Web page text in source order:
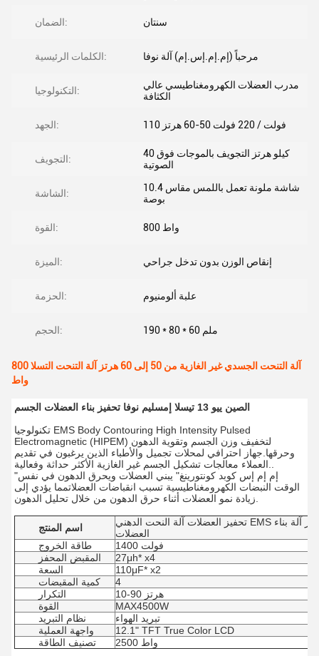
الضمان: سنتان
الكلمات الرئيسية: مرحباً (إم.إم.إس.إم) آلة نوفا
التكنولوجيا:
مدرب العضلات الكهرومغناطيسي عالي
الكثافة
الجهد: 110 فولت / 220 فولت 50-60 هرتز
التجويف:
40 كيلو هرتز التجويف بالموجات فوق
الصوتية
الشاشة:
شاشة ملونة تعمل باللمس مقاس 10.4
بوصة
القوة: 800 واط
الميزة: إنقاص الوزن بدون تدخل جراحي
الحزمة: علبة ألومنيوم
الحجم: 190 * 80 * 60 ملم
آلة التنحت الجسدي غير الغازية من 50 إلى 60 هرتز آلة التنحت التسلا 800
واط
الصين ييو 13 تيسلا إمسليم نوفا تحفيز بناء العضلات الجسم
تكنولوجيا EMS Body Contouring High Intensity Pulsed
Electromagnetic (HIPEM) لتخفيف وزن الجسم وتقوية الدهون
وحرقها.جهاز احترافي لمحلات تجميل والأطباء الذين يرغبون في تقديم
"إم إم إس كوبد كونتورينغ" يبني العضلات ويحرق الدهون في نفس
الوقت النبضات الكهرومغناطيسية تسبب انقباضات العضلاتمما يؤدي إلى
اسم المنتج
تحفيز العضلات آلة النحت الدهني EMS النحت بناء الجسم المحفز آلة بناء
العضلات
طاقة الخروج
1400 فولت
المقبض المحفز
27μh* x4
السعة
110μF* x2
كمية المقبضات
4
التكرار
10-90 هرتز
القوة
MAX4500W
نظام التبريد
تبريد الهواء
واجهة العملية
12.1" TFT True Color LCD
تصنيف الطاقة
2500 واط